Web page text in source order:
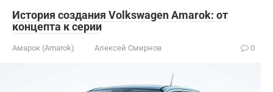
История создания Volkswagen Amarok: от
концепта к серии
Амарок (Amarok) Алексей Смирнов 0